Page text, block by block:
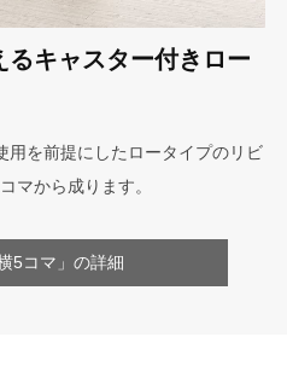
キャスター付きロー
用を前提にしたロータイプのリビ
マから成ります。
5コマ」の詳細